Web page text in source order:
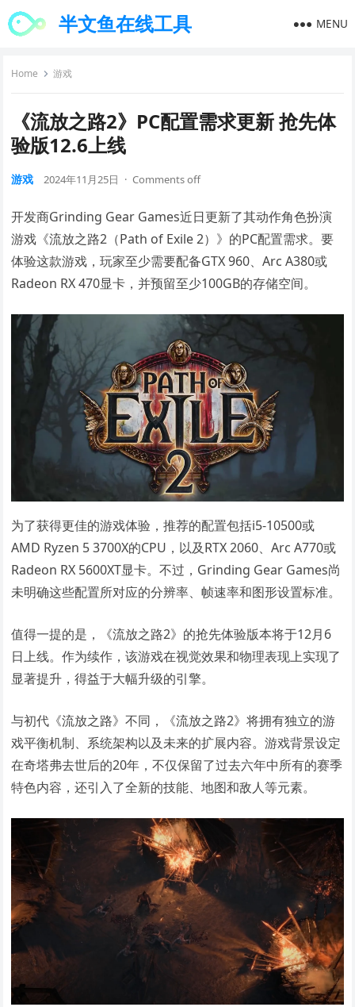
半文鱼在线工具 MENU
Home 游戏
《流放之路2》PC配置需求更新 抢先体
验版12.6上线
游戏 2024年11月25日 · Comments off
开发商Grinding Gear Games近日更新了其动作角色扮演
游戏《流放之路2（Path of Exile 2）》的PC配置需求。要
体验这款游戏，玩家至少需要配备GTX 960、Arc A380或
Radeon RX 470显卡，并预留至少100GB的存储空间。
为了获得更佳的游戏体验，推荐的配置包括i5-10500或
AMD Ryzen 5 3700X的CPU，以及RTX 2060、Arc A770或
Radeon RX 5600XT显卡。不过，Grinding Gear Games尚
未明确这些配置所对应的分辨率、帧速率和图形设置标准。
值得一提的是，《流放之路2》的抢先体验版本将于12月6
日上线。作为续作，该游戏在视觉效果和物理表现上实现了
显著提升，得益于大幅升级的引擎。
与初代《流放之路》不同，《流放之路2》将拥有独立的游
戏平衡机制、系统架构以及未来的扩展内容。游戏背景设定
在奇塔弗去世后的20年，不仅保留了过去六年中所有的赛季
特色内容，还引入了全新的技能、地图和敌人等元素。